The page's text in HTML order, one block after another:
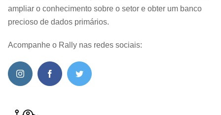
ampliar o conhecimento sobre o setor e obter um banco
precioso de dados primários.
Acompanhe o Rally nas redes sociais: